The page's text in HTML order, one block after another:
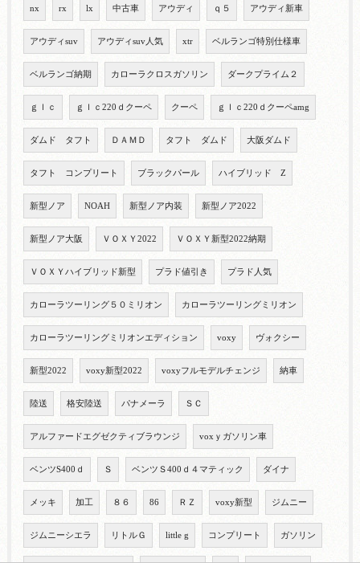
nx rx lx 中古車 アウディ ｑ５ アウディ新車
アウディsuv アウディsuv人気 xtr ベルランゴ特別仕様車
ベルランゴ納期 カローラクロスガソリン ダークプライム２
ｇｌｃ ｇｌｃ220ｄクーペ クーペ ｇｌｃ220ｄクーペamg
ダムド タフト ＤＡＭＤ タフト ダムド 大阪ダムド
タフト コンプリート ブラックパール ハイブリッド Z
新型ノア NOAH 新型ノア内装 新型ノア2022
新型ノア大阪 ＶＯＸＹ2022 ＶＯＸＹ新型2022納期
ＶＯＸＹハイブリッド新型 プラド値引き プラド人気
カローラツーリング５０ミリオン カローラツーリングミリオン
カローラツーリングミリオンエディション voxy ヴォクシー
新型2022 voxy新型2022 voxyフルモデルチェンジ 納車
陸送 格安陸送 パナメーラ ＳＣ
アルファードエグゼクティブラウンジ voxｙガソリン車
ベンツS400ｄ Ｓ ベンツＳ400ｄ４マティック ダイナ
メッキ 加工 ８６ 86 ＲＺ voxy新型 ジムニー
ジムニーシエラ リトルＧ little g コンプリート ガソリン